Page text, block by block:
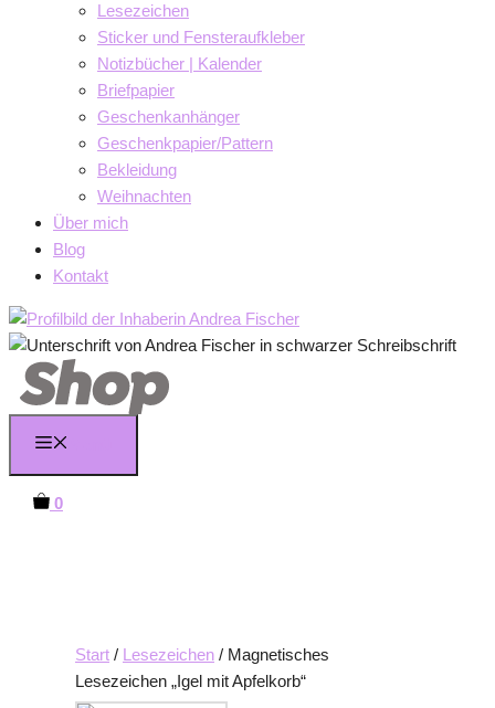
Lesezeichen
Sticker und Fensteraufkleber
Notizbücher | Kalender
Briefpapier
Geschenkanhänger
Geschenkpapier/Pattern
Bekleidung
Weihnachten
Über mich
Blog
Kontakt
0
Start / Lesezeichen / Magnetisches
Lesezeichen „Igel mit Apfelkorb“